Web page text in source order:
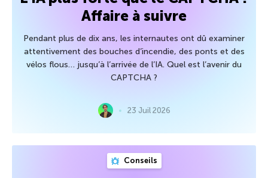
Affaire à suivre
Pendant plus de dix ans, les internautes ont dû examiner
attentivement des bouches d’incendie, des ponts et des
vélos flous… jusqu’à l’arrivée de l’IA. Quel est l’avenir du
CAPTCHA ?
23 Juil 2026
Conseils